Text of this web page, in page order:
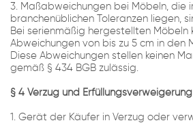
3. Maßabweichungen bei Möbeln, die
branchenüblichen Toleranzen liegen,
Bei serienmäßig hergestellten Möbeln
Abweichungen von bis zu 5 cm in den
Diese Abweichungen stellen keinen
gemäß § 434 BGB zulässig.
§ 4 Verzug und
1. Gerät der Käufer in Verzug oder